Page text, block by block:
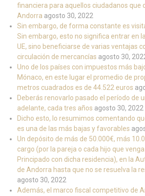
financiera para aquellos ciudadanos que
Andorra agosto 30, 2022
Sin embargo, de forma constante es
Sin embargo, esto no significa entrar en
UE, sino beneficiarse de varias ventajas
circulación de mercancías agosto 30,
Uno de los países con impuestos más
Mónaco, en este lugar el promedio de
metros cuadrados es de 44.522 euros
Deberás renovarlo pasado el período de
adelante, cada tres años agosto 30, 2022
Dicho esto, lo resumimos comentando
es una de las más bajas y favorables
Un depósito de más de 50.000€, más
cargo (por la pareja o cada hijo que venga
Principado con dicha residencia), en la
de Andorra hasta que no se resuelva la
agosto 30, 2022
Además, el marco fiscal competitivo de